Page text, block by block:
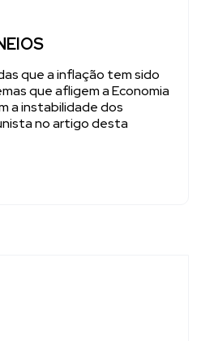
que a inflação tem sido
que afligem a Economia
a instabilidade dos
no artigo desta